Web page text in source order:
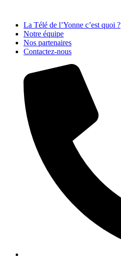
La Télé de l’Yonne c’est quoi ?
Notre équipe
Nos partenaires
Contactez-nous